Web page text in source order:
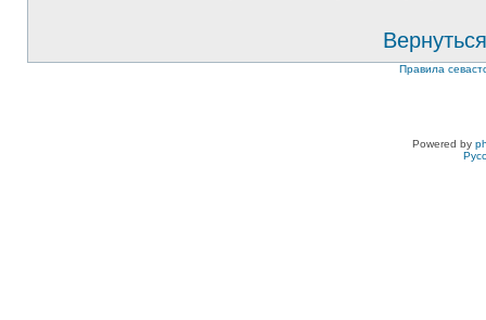
Правила
Powered by